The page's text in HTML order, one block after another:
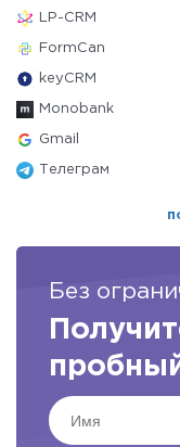
LP-CRM
FormCan
keyCRM
Monobank
Gmail
Телеграм
Без